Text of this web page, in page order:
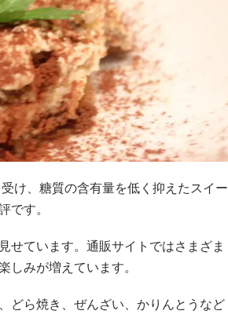
け、糖質の含有量を低く抑えたスイー
です。
せています。通販サイトではさまざま
しみが増えています。
どら焼き、ぜんざい、かりんとうなど